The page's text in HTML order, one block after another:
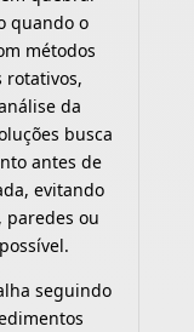
quando o
métodos
rotativos,
da
busca
antes de
evitando
paredes ou
seguindo